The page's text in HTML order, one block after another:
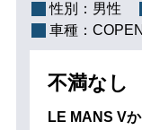
性別： 男性
車種： COPEN
不満なし
LE MANS V